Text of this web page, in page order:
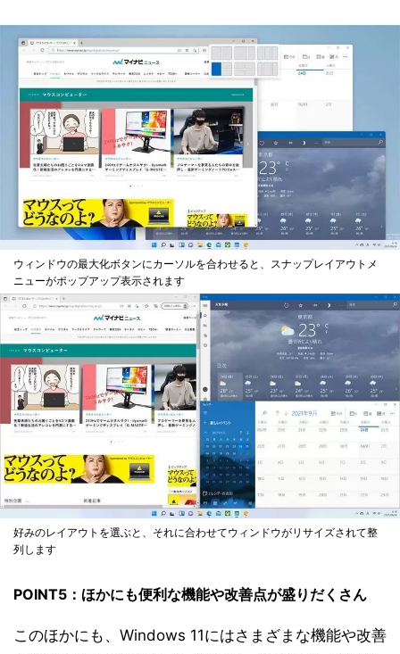
ウィンドウの最大化ボタンにカーソルを合わせると、スナップレイアウトメ
ニューがポップアップ表示されます
好みのレイアウトを選ぶと、それに合わせてウィンドウがリサイズされて整
列します
POINT5：ほかにも便利な機能や改善点が盛りだくさん
このほかにも、Windows 11にはさまざまな機能や改善